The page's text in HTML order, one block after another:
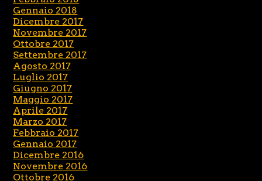
Gennaio 2018
Dicembre 2017
Novembre 2017
Ottobre 2017
Settembre 2017
Agosto 2017
Luglio 2017
Giugno 2017
Maggio 2017
Aprile 2017
Marzo 2017
Febbraio 2017
Gennaio 2017
Dicembre 2016
Novembre 2016
Ottobre 2016